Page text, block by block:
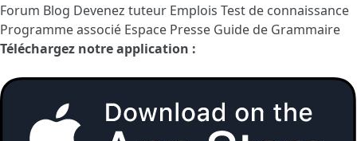
Forum Blog Devenez tuteur Emplois Test de connaissance
Programme associé Espace Presse Guide de Grammaire
Téléchargez notre application :